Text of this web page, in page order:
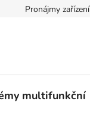
Pronájmy zařízení
multifunkční